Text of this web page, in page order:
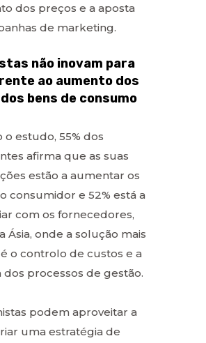
dos preços e a aposta
de marketing.
não inovam para
ao aumento dos
bens de consumo
o estudo, 55% dos
afirma que as suas
estão a aumentar os
consumidor e 52% está a
com os fornecedores,
Ásia, onde a solução mais
o controlo de custos e a
dos processos de gestão.
podem aproveitar a
uma estratégia de